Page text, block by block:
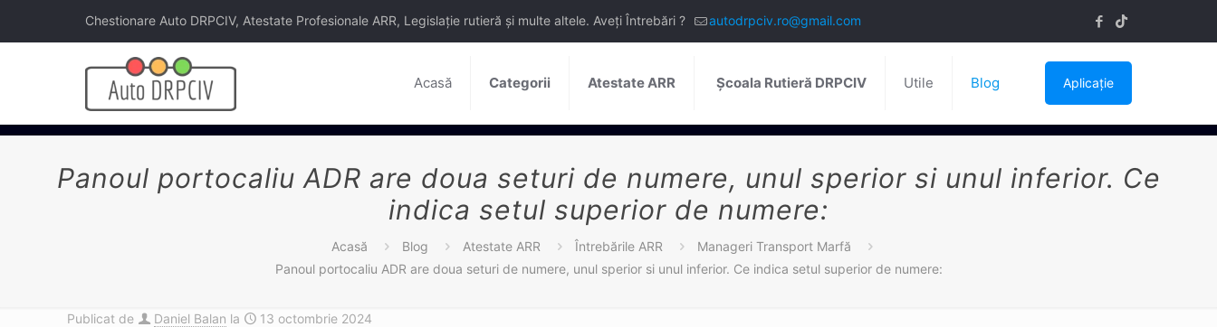
Chestionare Auto DRPCIV, Atestate Profesionale ARR, Legislație rutieră și multe altele. Aveți Întrebări ? autodrpciv.ro@gmail.com
Acasă Categorii Atestate ARR Școala Rutieră DRPCIV Utile Blog Aplicație
Panoul portocaliu ADR are doua seturi de numere, unul sperior si unul inferior. Ce
indica setul superior de numere:
Acasă Blog Atestate ARR Întrebările ARR
Manageri Transport Marfă
Panoul portocaliu ADR are doua seturi de numere, unul sperior si unul inferior. Ce indica setul superior de numere:
Publicat de Daniel Balan la 13 octombrie 2024